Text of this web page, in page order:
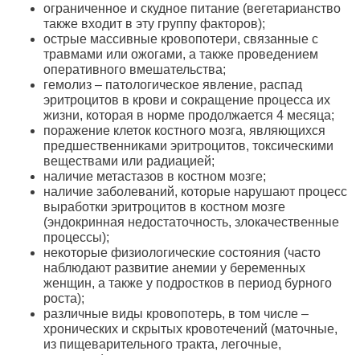
ограниченное и скудное питание (вегетарианство
также входит в эту группу факторов);
острые массивные кровопотери, связанные с
травмами или ожогами, а также проведением
оперативного вмешательства;
гемолиз – патологическое явление, распад
эритроцитов в крови и сокращение процесса их
жизни, которая в норме продолжается 4 месяца;
поражение клеток костного мозга, являющихся
предшественниками эритроцитов, токсическими
веществами или радиацией;
наличие метастазов в костном мозге;
наличие заболеваний, которые нарушают процесс
выработки эритроцитов в костном мозге
(эндокринная недостаточность, злокачественные
процессы);
некоторые физиологические состояния (часто
наблюдают развитие анемии у беременных
женщин, а также у подростков в период бурного
роста);
различные виды кровопотерь, в том числе –
хронических и скрытых кровотечений (маточные,
из пищеварительного тракта, легочные,